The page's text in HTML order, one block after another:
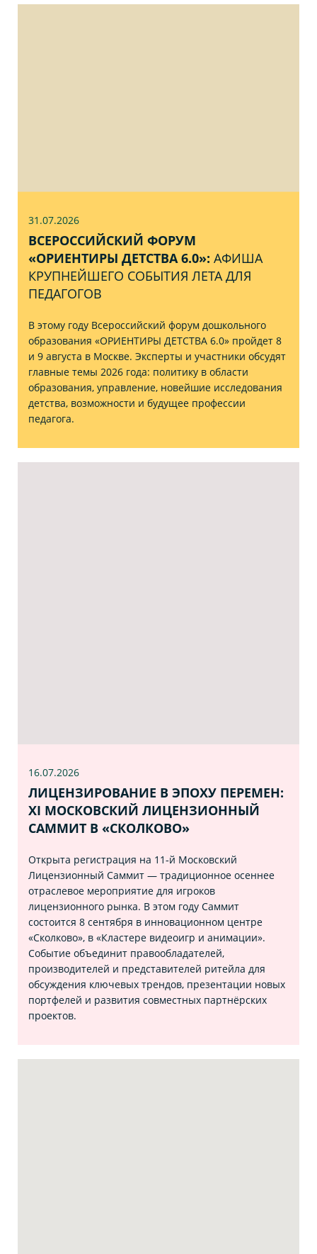
31.07.2026
ВСЕРОССИЙСКИЙ ФОРУМ
«ОРИЕНТИРЫ ДЕТСТВА 6.0»: АФИША
КРУПНЕЙШЕГО СОБЫТИЯ ЛЕТА ДЛЯ
ПЕДАГОГОВ
В этому году Всероссийский форум дошкольного
образования «ОРИЕНТИРЫ ДЕТСТВА 6.0» пройдет 8
и 9 августа в Москве. Эксперты и участники обсудят
главные темы 2026 года: политику в области
образования, управление, новейшие исследования
детства, возможности и будущее профессии
педагога.
16.07.2026
ЛИЦЕНЗИРОВАНИЕ В ЭПОХУ ПЕРЕМЕН:
XI МОСКОВСКИЙ ЛИЦЕНЗИОННЫЙ
САММИТ В «СКОЛКОВО»
Открыта регистрация на 11‑й Московский
Лицензионный Саммит — традиционное осеннее
отраслевое мероприятие для игроков
лицензионного рынка. В этом году Саммит
состоится 8 сентября в инновационном центре
«Сколково», в «Кластере видеоигр и анимации».
Событие объединит правообладателей,
производителей и представителей ритейла для
обсуждения ключевых трендов, презентации новых
портфелей и развития совместных партнёрских
проектов.